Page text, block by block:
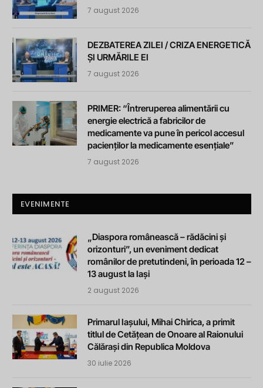
7 august 2026
DEZBATEREA ZILEI / CRIZA ENERGETICĂ
ȘI URMĂRILE EI
7 august 2026
PRIMER: “Întreruperea alimentării cu
energie electrică a fabricilor de
medicamente va pune în pericol accesul
pacienților la medicamente esențiale”
7 august 2026
EVENIMENTE
„Diaspora românească – rădăcini și
orizonturi”, un eveniment dedicat
românilor de pretutindeni, în perioada 12 –
13 august la Iași
2 august 2026
Primarul Iașului, Mihai Chirica, a primit
titlul de Cetățean de Onoare al Raionului
Călărași din Republica Moldova
30 iulie 2026